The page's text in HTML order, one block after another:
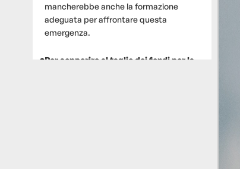
mancherebbe anche la formazione
adeguata per affrontare questa
emergenza.
Per sopperire al taglio dei fondi per la